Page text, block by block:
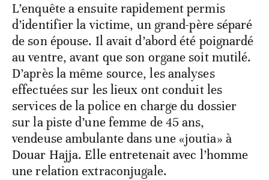
L’enquête a ensuite rapidement permis
d’identifier la victime, un grand-père séparé
de son épouse. Il avait d’abord été poignardé
au ventre, avant que son organe soit mutilé.
D’après la même source, les analyses
effectuées sur les lieux ont conduit les
services de la police en charge du dossier
sur la piste d’une femme de 45 ans,
vendeuse ambulante dans une «joutia» à
Douar Hajja. Elle entretenait avec l’homme
une relation extraconjugale.